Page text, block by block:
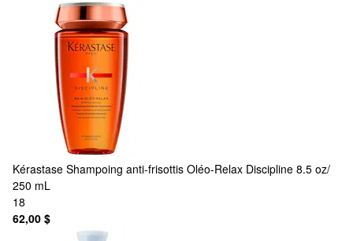
Kérastase Shampoing anti-frisottis Oléo-Relax Discipline 8.5 oz/
250 mL
18
62,00 $